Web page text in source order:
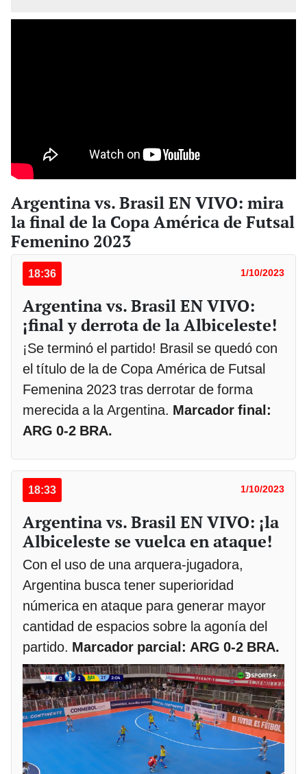
Argentina vs. Brasil EN VIVO: mira
la final de la Copa América de Futsal
Femenino 2023
18:36 1/10/2023
Argentina vs. Brasil EN VIVO:
¡final y derrota de la Albiceleste!
¡Se terminó el partido! Brasil se quedó con
el título de la de Copa América de Futsal
Femenina 2023 tras derrotar de forma
merecida a la Argentina. Marcador final:
ARG 0-2 BRA.
18:33 1/10/2023
Argentina vs. Brasil EN VIVO: ¡la
Albiceleste se vuelca en ataque!
Con el uso de una arquera-jugadora,
Argentina busca tener superioridad
númerica en ataque para generar mayor
cantidad de espacios sobre la agonía del
partido. Marcador parcial: ARG 0-2 BRA.